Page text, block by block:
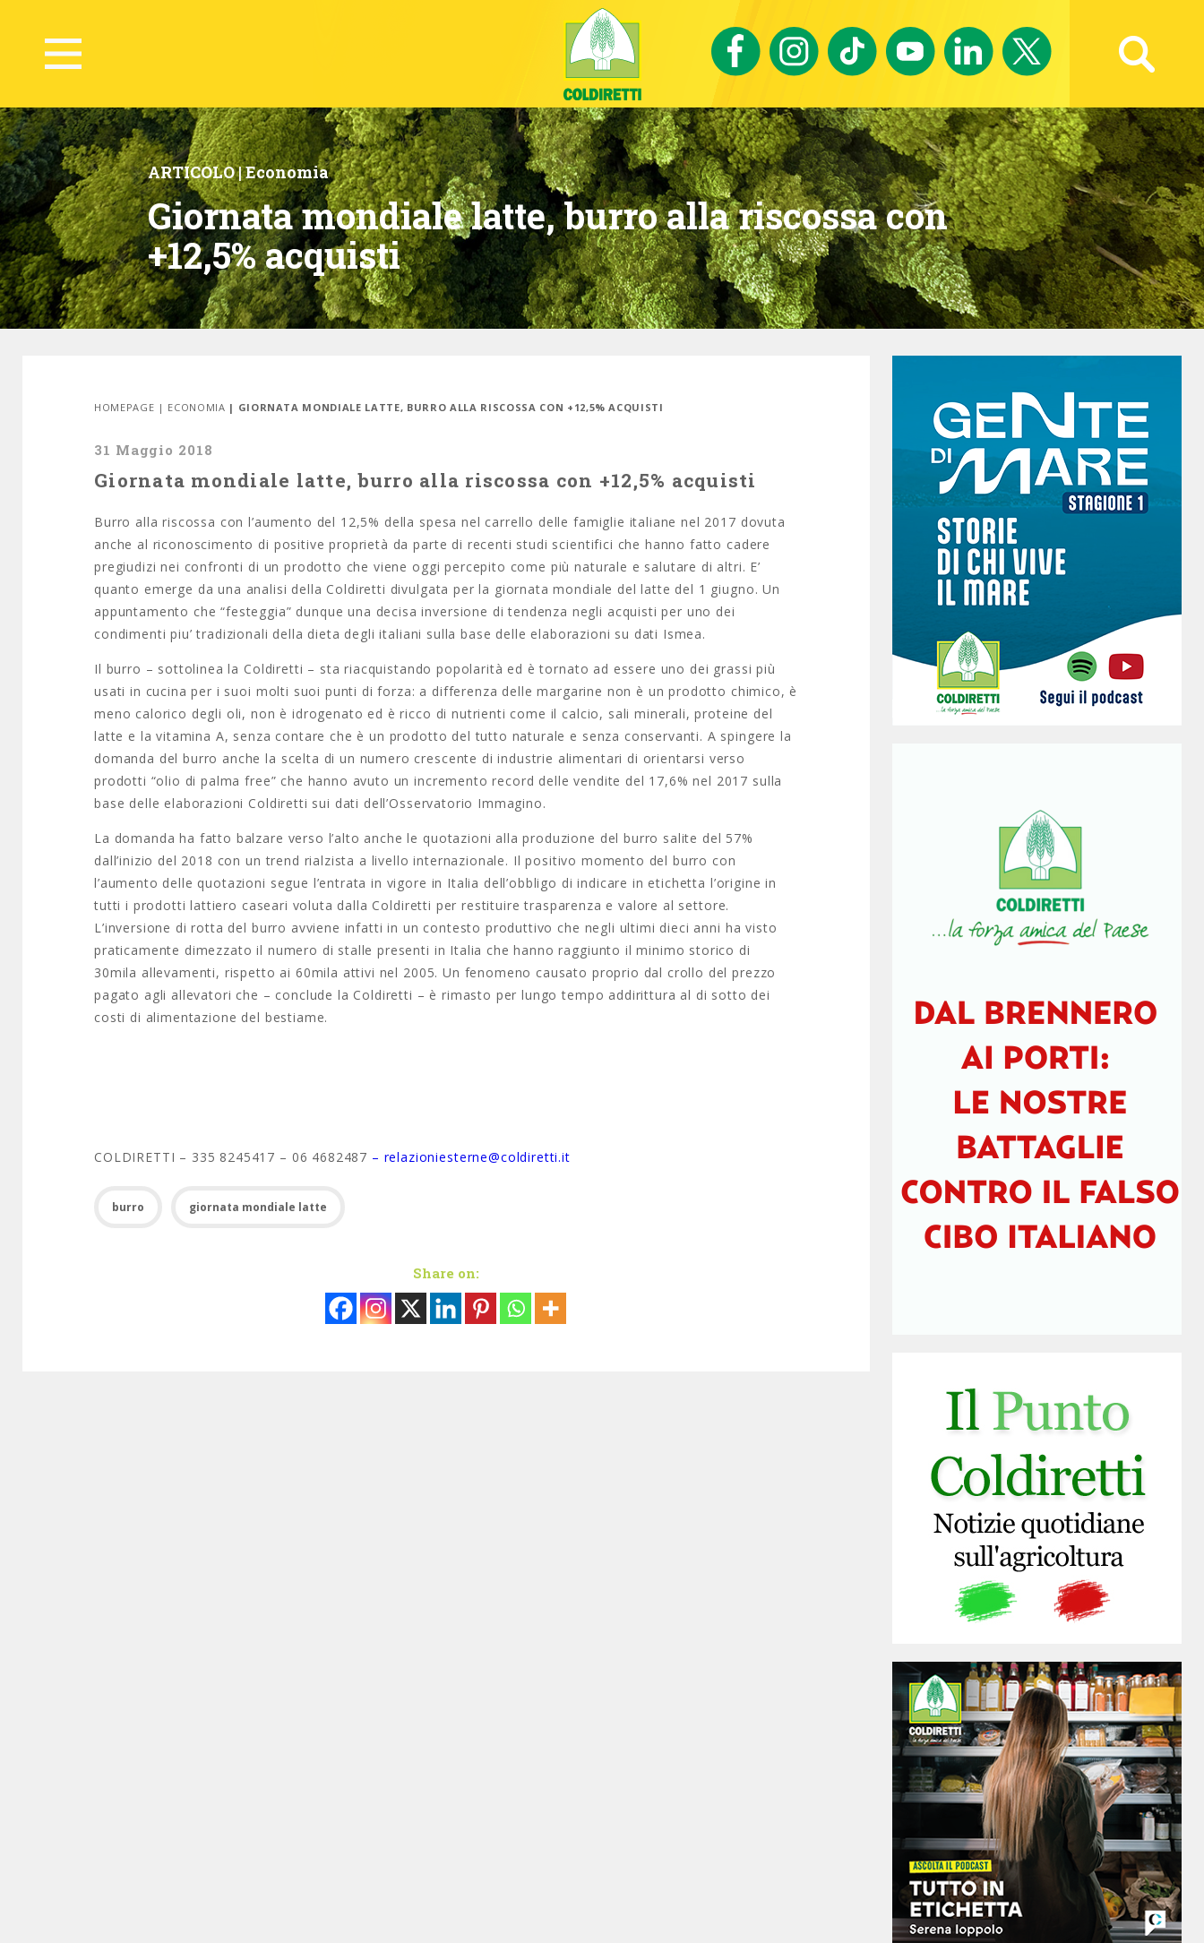
Ricerca avanzata
ARTICOLO |Economia
Giornata mondiale latte, burro alla riscossa con
+12,5% acquisti
HOMEPAGE | ECONOMIA | GIORNATA MONDIALE LATTE, BURRO ALLA RISCOSSA CON +12,5% ACQUISTI
31 Maggio 2018
Giornata mondiale latte, burro alla riscossa con +12,5% acquisti
Burro alla riscossa con l’aumento del 12,5% della spesa nel carrello delle famiglie italiane nel 2017 dovuta
anche al riconoscimento di positive proprietà da parte di recenti studi scientifici che hanno fatto cadere
pregiudizi nei confronti di un prodotto che viene oggi percepito come più naturale e salutare di altri. E’
quanto emerge da una analisi della Coldiretti divulgata per la giornata mondiale del latte del 1 giugno. Un
appuntamento che “festeggia” dunque una decisa inversione di tendenza negli acquisti per uno dei
condimenti piu’ tradizionali della dieta degli italiani sulla base delle elaborazioni su dati Ismea.
Il burro – sottolinea la Coldiretti – sta riacquistando popolarità ed è tornato ad essere uno dei grassi più
usati in cucina per i suoi molti suoi punti di forza: a differenza delle margarine non è un prodotto chimico, è
meno calorico degli oli, non è idrogenato ed è ricco di nutrienti come il calcio, sali minerali, proteine del
latte e la vitamina A, senza contare che è un prodotto del tutto naturale e senza conservanti. A spingere la
domanda del burro anche la scelta di un numero crescente di industrie alimentari di orientarsi verso
prodotti “olio di palma free” che hanno avuto un incremento record delle vendite del 17,6% nel 2017 sulla
base delle elaborazioni Coldiretti sui dati dell’Osservatorio Immagino.
La domanda ha fatto balzare verso l’alto anche le quotazioni alla produzione del burro salite del 57%
dall’inizio del 2018 con un trend rialzista a livello internazionale. Il positivo momento del burro con
l’aumento delle quotazioni segue l’entrata in vigore in Italia dell’obbligo di indicare in etichetta l’origine in
tutti i prodotti lattiero caseari voluta dalla Coldiretti per restituire trasparenza e valore al settore.
L’inversione di rotta del burro avviene infatti in un contesto produttivo che negli ultimi dieci anni ha visto
praticamente dimezzato il numero di stalle presenti in Italia che hanno raggiunto il minimo storico di
30mila allevamenti, rispetto ai 60mila attivi nel 2005. Un fenomeno causato proprio dal crollo del prezzo
pagato agli allevatori che – conclude la Coldiretti – è rimasto per lungo tempo addirittura al di sotto dei
costi di alimentazione del bestiame.
COLDIRETTI – 335 8245417 – 06 4682487 – relazioniesterne@coldiretti.it
burro giornata mondiale latte
Share on: